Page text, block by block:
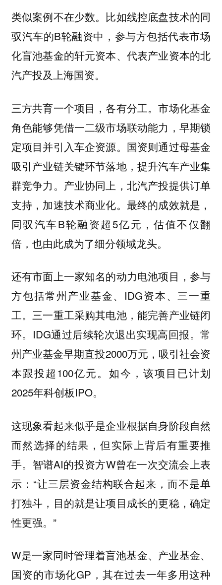
类似案例不在少数。比如线控底盘技术的同
驭汽车的B轮融资中，参与方包括代表市场
化盲池基金的轩元资本、代表产业资本的北
汽产投及上海国资。
三方共育一个项目，各有分工。市场化基金
角色能够凭借一二级市场联动能力，早期锁
定项目并引入车企资源。国资则通过母基金
吸引产业链关键环节落地，提升汽车产业集
群竞争力。产业协同上，北汽产投提供订单
支持，加速技术商业化。最终的成效就是，
同驭汽车B轮融资超5亿元，估值不仅翻
倍，也由此成为了细分领域龙头。
还有市面上一家知名的动力电池项目，参与
方包括常州产业基金、IDG资本、三一重
工。三一重工采购其电池，能完善产业链闭
环。IDG通过后续轮次退出实现高回报。常
州产业基金早期直投2000万元，吸引社会资
本跟投超100亿元。如今，该项目已计划
2025年科创板IPO。
这现象看起来似乎是企业根据自身阶段自然
而然选择的结果，但实际上背后有重要推
手。智谱AI的投资方W曾在一次交流会上表
示：“让三层资金结构联合起来，而不是单
打独斗，目的就是让项目成长的更稳，确定
性更强。”
W是一家同时管理着盲池基金、产业基金、
国资的市场化GP，其在过去一年多用这种